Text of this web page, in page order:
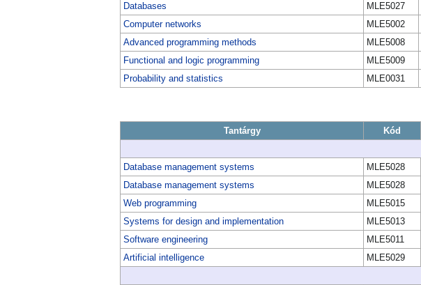
Databases
MLE5027
Computer networks
MLE5002
Advanced programming methods
MLE5008
Functional and logic programming
MLE5009
Probability and statistics
MLE0031
Tantárgy Kód
Database management systems
MLE5028
Database management systems
MLE5028
Web programming
MLE5015
Systems for design and implementation
MLE5013
Software engineering
MLE5011
Artificial intelligence
MLE5029